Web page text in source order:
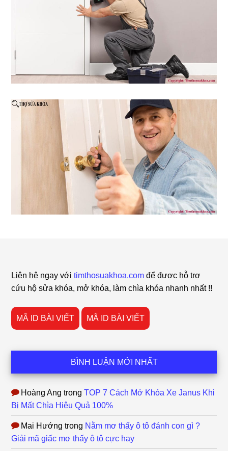
Liên hệ ngay vớitimthosuakhoa.com để được hỗ trợ
cứu hộ sửa khóa, mở khóa, làm chìa khóa nhanh nhất !!
MÃ ID BÀI VIẾT MÃ ID BÀI VIẾT
BÌNH LUẬN MỚI NHẤT
Hoàng Ang trongTOP 7 Cách Mở Khóa Xe Janus Khi
Bị Mất Chìa Hiệu Quả 100%
Mai Hướng trong Nằm mơ thấy ô tô đánh con gì ?
Giải mã giấc mơ thấy ô tô cực hay